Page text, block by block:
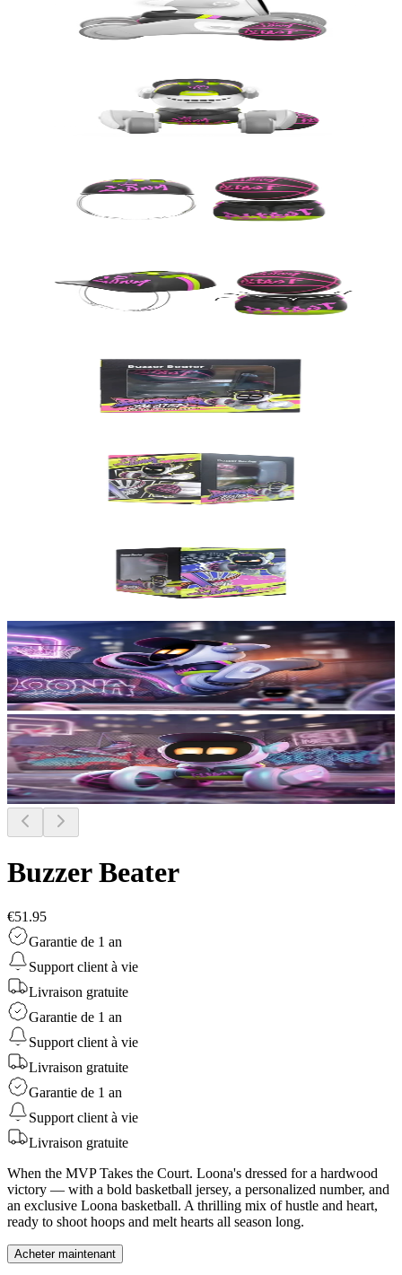
Buzzer Beater
€51.95
Garantie de 1 an
Support client à vie
Livraison gratuite
Garantie de 1 an
Support client à vie
Livraison gratuite
Garantie de 1 an
Support client à vie
Livraison gratuite
When the MVP Takes the Court. Loona's dressed for a hardwood
victory — with a bold basketball jersey, a personalized number, and
an exclusive Loona basketball. A thrilling mix of hustle and heart,
ready to shoot hoops and melt hearts all season long.
Acheter maintenant